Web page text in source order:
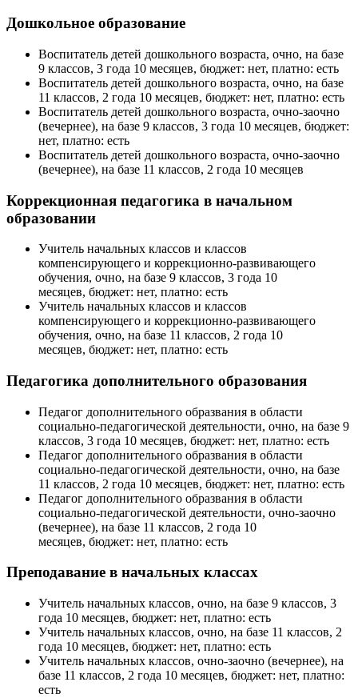
Дошкольное образование
Воспитатель детей дошкольного возраста, очно, на базе
9 классов, 3 года 10 месяцев, бюджет: нет, платно: есть
Воспитатель детей дошкольного возраста, очно, на базе
11 классов, 2 года 10 месяцев, бюджет: нет, платно: есть
Воспитатель детей дошкольного возраста, очно-заочно
(вечернее), на базе 9 классов, 3 года 10 месяцев, бюджет:
нет, платно: есть
Воспитатель детей дошкольного возраста, очно-заочно
(вечернее), на базе 11 классов, 2 года 10 месяцев
Коррекционная педагогика в начальном
образовании
Учитель начальных классов и классов
компенсирующего и коррекционно-развивающего
обучения, очно, на базе 9 классов, 3 года 10
месяцев, бюджет: нет, платно: есть
Учитель начальных классов и классов
компенсирующего и коррекционно-развивающего
обучения, очно, на базе 11 классов, 2 года 10
месяцев, бюджет: нет, платно: есть
Педагогика дополнительного образования
Педагог дополнительного образвания в области
социально-педагогической деятельности, очно, на базе 9
классов, 3 года 10 месяцев, бюджет: нет, платно: есть
Педагог дополнительного образвания в области
социально-педагогической деятельности, очно, на базе
11 классов, 2 года 10 месяцев, бюджет: нет, платно: есть
Педагог дополнительного образвания в области
социально-педагогической деятельности, очно-заочно
(вечернее), на базе 11 классов, 2 года 10
месяцев, бюджет: нет, платно: есть
Преподавание в начальных классах
Учитель начальных классов, очно, на базе 9 классов, 3
года 10 месяцев, бюджет: нет, платно: есть
Учитель начальных классов, очно, на базе 11 классов, 2
года 10 месяцев, бюджет: нет, платно: есть
Учитель начальных классов, очно-заочно (вечернее), на
базе 11 классов, 2 года 10 месяцев, бюджет: нет, платно:
есть